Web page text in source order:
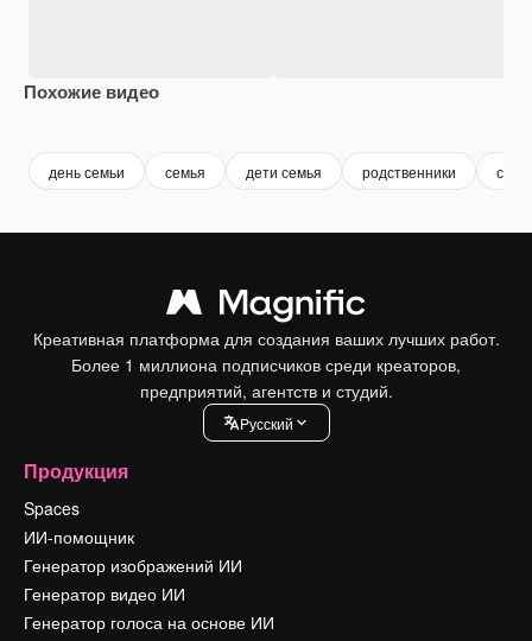
Похожие видео
день семьи семья дети семья родственники сын
Креативная платформа для создания ваших лучших работ.
Более 1 миллиона подписчиков среди креаторов,
предприятий, агентств и студий.
Pусский
Продукция
Spaces
ИИ-помощник
Генератор изображений ИИ
Генератор видео ИИ
Генератор голоса на основе ИИ